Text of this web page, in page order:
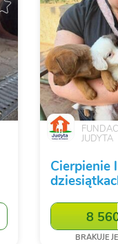
JUDYTA
Cierpienie
8
BRAKUJE